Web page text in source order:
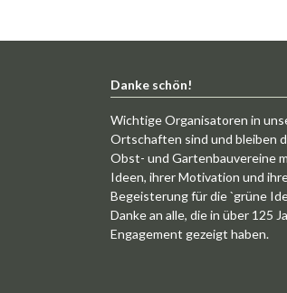
Danke schön!
Wichtige Organisatoren in
Ortschaften sind und bleiben
Obst- und Gartenbauvereine
Ideen, ihrer Motivation und
Begeisterung für die `grüne
Danke an alle, die in über 125
Engagement gezeigt haben.